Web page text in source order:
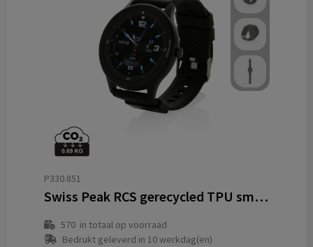
P330.851
Swiss Peak RCS gerecycled TPU smart watch
570in totaal op voorraad
Bedrukt geleverd in 10 werkdag(en)